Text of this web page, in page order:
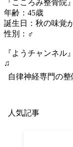
『こころみ整骨院
年齢：45歳
誕生日：秋の味覚
性別：♂
『ようチャンネル
♫
自律神経専門の整
人気記事